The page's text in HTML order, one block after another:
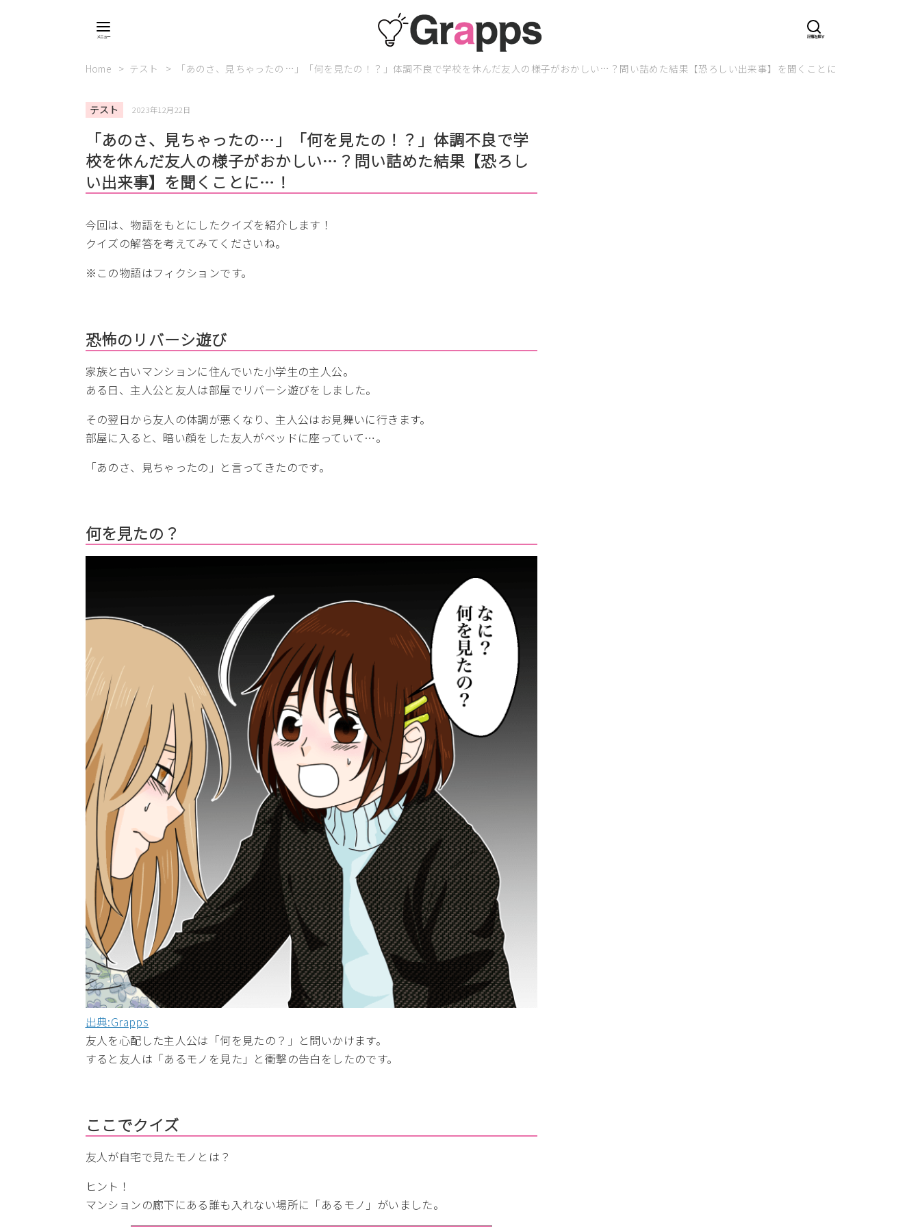
Home テスト 「あのさ、見ちゃったの…」「何を見たの！？」体調不良で学校を休んだ友人の様子がおかしい…？問い詰めた結果【恐ろしい出来事】を聞くことに…！
テスト 2023年12月22日
「あのさ、見ちゃったの…」「何を見たの！？」体調不良で学
校を休んだ友人の様子がおかしい…？問い詰めた結果【恐ろし
い出来事】を聞くことに…！
今回は、物語をもとにしたクイズを紹介します！
クイズの解答を考えてみてくださいね。
※この物語はフィクションです。
恐怖のリバーシ遊び
家族と古いマンションに住んでいた小学生の主人公。
ある日、主人公と友人は部屋でリバーシ遊びをしました。
その翌日から友人の体調が悪くなり、主人公はお見舞いに行きます。
部屋に入ると、暗い顔をした友人がベッドに座っていて…。
「あのさ、見ちゃったの」と言ってきたのです。
何を見たの？
出典:Grapps
友人を心配した主人公は「何を見たの？」と問いかけます。
すると友人は「あるモノを見た」と衝撃の告白をしたのです。
ここでクイズ
友人が自宅で見たモノとは？
ヒント！
マンションの廊下にある誰も入れない場所に「あるモノ」がいました。